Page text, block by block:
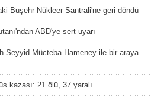
Buşehr Nükleer Santrali'ne geri döndü
ABD'ye sert uyarı
Seyyid Mücteba Hameney ile bir araya
kazası: 21 ölü, 37 yaralı